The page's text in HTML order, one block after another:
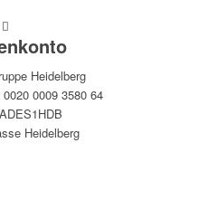
Heidelberg
0009 3580 64
Heidelberg